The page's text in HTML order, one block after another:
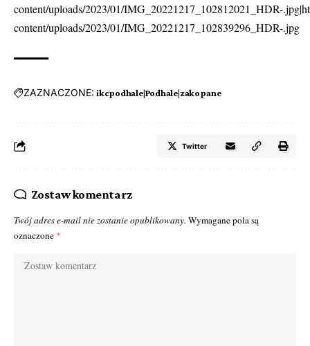
content/uploads/2023/01/IMG_20221217_102812021_HDR-
content/uploads/2023/01/IMG_20221217_102839296_HDR-.jpg
ZAZNACZONE: ikcpodhale|Podhale|zakopane
Twitter
Zostaw komentarz
Twój adres e-mail nie zostanie opublikowany. Wymagane pola są
oznaczone *